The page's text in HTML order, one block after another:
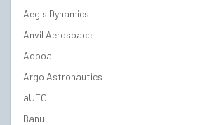
Aegis Dynamics
Anvil Aerospace
Aopoa
Argo Astronautics
aUEC
Banu